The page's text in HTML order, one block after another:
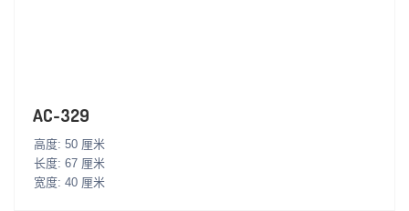
AC-329
高度: 50 厘米
长度: 67 厘米
宽度: 40 厘米